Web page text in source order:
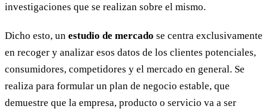
investigaciones que se realizan sobre el mismo.
Dicho esto, un estudio de mercado se centra exclusivamente
en recoger y analizar esos datos de los clientes potenciales,
consumidores, competidores y el mercado en general. Se
realiza para formular un plan de negocio estable, que
demuestre que la empresa, producto o servicio va a ser